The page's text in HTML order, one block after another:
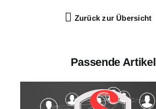
Zurück zur Übersicht
Passende Artikel